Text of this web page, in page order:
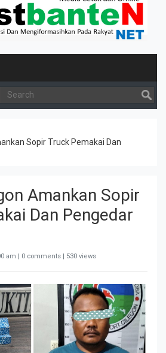
Sopir Truck Pemakai Dan
Amankan Sopir
Dan Pengedar
am | 0 comments | 530 views